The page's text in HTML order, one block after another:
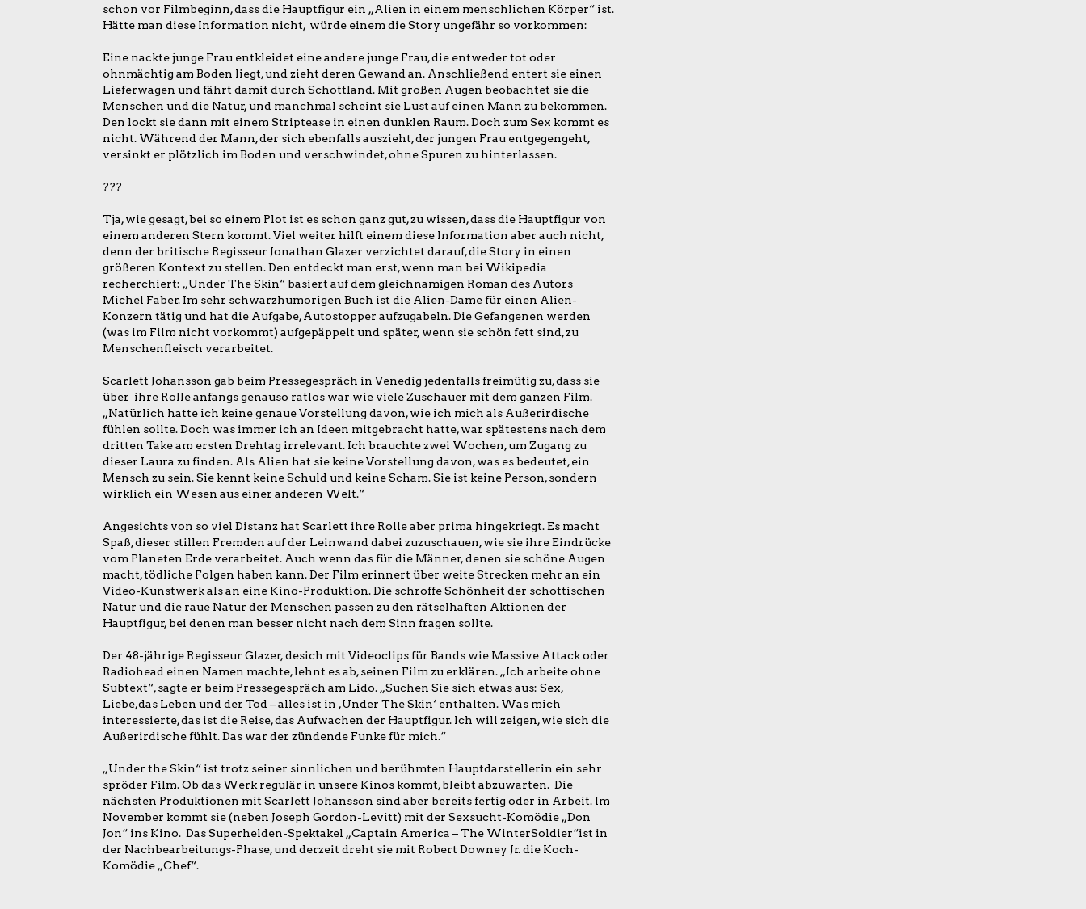
schon vor Filmbeginn, dass die Hauptfigur ein „Alien in einem menschlichen Körper“ ist.
Hätte man diese Information nicht, würde einem die Story ungefähr so vorkommen:
Eine nackte junge Frau entkleidet eine andere junge Frau, die entweder tot oder
ohnmächtig am Boden liegt, und zieht deren Gewand an. Anschließend entert sie einen
Lieferwagen und fährt damit durch Schottland. Mit großen Augen beobachtet sie die
Menschen und die Natur, und manchmal scheint sie Lust auf einen Mann zu bekommen.
Den lockt sie dann mit einem Striptease in einen dunklen Raum. Doch zum Sex kommt es
nicht. Während der Mann, der sich ebenfalls auszieht, der jungen Frau entgegengeht,
versinkt er plötzlich im Boden und verschwindet, ohne Spuren zu hinterlassen.
???
Tja, wie gesagt, bei so einem Plot ist es schon ganz gut, zu wissen, dass die Hauptfigur von
einem anderen Stern kommt. Viel weiter hilft einem diese Information aber auch nicht,
denn der britische Regisseur Jonathan Glazer verzichtet darauf, die Story in einen
größeren Kontext zu stellen. Den entdeckt man erst, wenn man bei Wikipedia
recherchiert: „Under The Skin“ basiert auf dem gleichnamigen Roman des Autors
Michel Faber. Im sehr schwarzhumorigen Buch ist die Alien-Dame für einen Alien-
Konzern tätig und hat die Aufgabe, Autostopper aufzugabeln. Die Gefangenen werden
(was im Film nicht vorkommt) aufgepäppelt und später, wenn sie schön fett sind, zu
Menschenfleisch verarbeitet.
Scarlett Johansson gab beim Pressegespräch in Venedig jedenfalls freimütig zu, dass sie
über ihre Rolle anfangs genauso ratlos war wie viele Zuschauer mit dem ganzen Film.
„Natürlich hatte ich keine genaue Vorstellung davon, wie ich mich als Außerirdische
fühlen sollte. Doch was immer ich an Ideen mitgebracht hatte, war spätestens nach dem
dritten Take am ersten Drehtag irrelevant. Ich brauchte zwei Wochen, um Zugang zu
dieser Laura zu finden. Als Alien hat sie keine Vorstellung davon, was es bedeutet, ein
Mensch zu sein. Sie kennt keine Schuld und keine Scham. Sie ist keine Person, sondern
wirklich ein Wesen aus einer anderen Welt.“
Angesichts von so viel Distanz hat Scarlett ihre Rolle aber prima hingekriegt. Es macht
Spaß, dieser stillen Fremden auf der Leinwand dabei zuzuschauen, wie sie ihre Eindrücke
vom Planeten Erde verarbeitet. Auch wenn das für die Männer, denen sie schöne Augen
macht, tödliche Folgen haben kann. Der Film erinnert über weite Strecken mehr an ein
Video-Kunstwerk als an eine Kino-Produktion. Die schroffe Schönheit der schottischen
Natur und die raue Natur der Menschen passen zu den rätselhaften Aktionen der
Hauptfigur, bei denen man besser nicht nach dem Sinn fragen sollte.
Der 48-jährige Regisseur Glazer, desich mit Videoclips für Bands wie Massive Attack oder
Radiohead einen Namen machte, lehnt es ab, seinen Film zu erklären. „Ich arbeite ohne
Subtext“, sagte er beim Pressegespräch am Lido. „Suchen Sie sich etwas aus: Sex,
Liebe,das Leben und der Tod – alles ist in ,Under The Skin‘ enthalten. Was mich
interessierte, das ist die Reise, das Aufwachen der Hauptfigur. Ich will zeigen, wie sich die
Außerirdische fühlt. Das war der zündende Funke für mich.“
„Under the Skin“ ist trotz seiner sinnlichen und berühmten Hauptdarstellerin ein sehr
spröder Film. Ob das Werk regulär in unsere Kinos kommt, bleibt abzuwarten. Die
nächsten Produktionen mit Scarlett Johansson sind aber bereits fertig oder in Arbeit. Im
November kommt sie (neben Joseph Gordon-Levitt) mit der Sexsucht-Komödie „Don
Jon“ ins Kino. Das Superhelden-Spektakel „Captain America – The WinterSoldier“ist in
der Nachbearbeitungs-Phase, und derzeit dreht sie mit Robert Downey Jr. die Koch-
Komödie „Chef“.